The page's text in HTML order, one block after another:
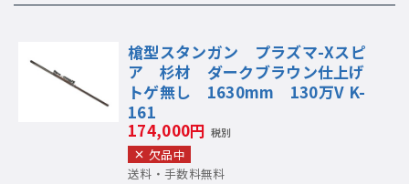
槍型スタンガン プラズマ-Xスピ
ア 杉材 ダークブラウン仕上げ
トゲ無し 1630mm 130万V K-
161
174,000円 税別
欠品中
送料・手数料無料